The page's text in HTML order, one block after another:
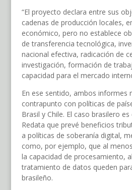
“El proyecto declara entre sus
cadenas de producción locales,
económico, pero no establece
de transferencia tecnológica,
nacional efectiva, radicación de
investigación, formación de
capacidad para el mercado
En ese sentido, ambos informes
contrapunto con políticas de
Brasil y Chile. El caso brasilero
Redata que prevé beneficios
a políticas de soberanía digital,
como, por ejemplo, que al
la capacidad de procesamiento,
tratamiento de datos queden
brasileño.